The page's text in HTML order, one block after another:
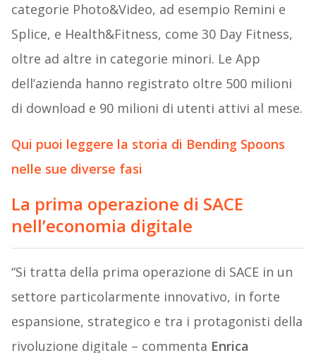
categorie Photo&Video, ad esempio Remini e
Splice, e Health&Fitness, come 30 Day Fitness,
oltre ad altre in categorie minori. Le App
dell’azienda hanno registrato oltre 500 milioni
di download e 90 milioni di utenti attivi al mese.
Qui puoi leggere la storia di Bending Spoons
nelle sue diverse fasi
La prima operazione di SACE
nell’economia digitale
“Si tratta della prima operazione di SACE in un
settore particolarmente innovativo, in forte
espansione, strategico e tra i protagonisti della
rivoluzione digitale – commenta Enrica